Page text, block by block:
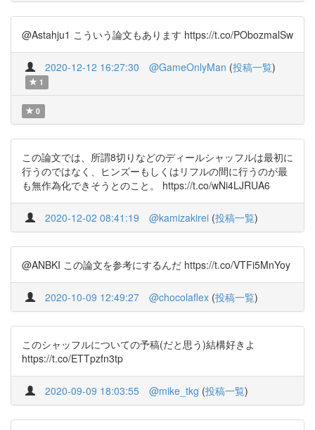
@Astahju1 こういう論文もあります https://t.co/PObozmalSw
2020-12-12 16:27:30 @GameOnlyMan (投稿一覧)
1
0
この論文では、所謂8切りなどのディールシャッフルは最初に
行うのではなく、ヒンズーもしくはリフルの間に行うのが最
も無作為化できそうとのこと。 https://t.co/wNi4LJRUA6
2020-12-02 08:41:19 @kamizakirei (投稿一覧)
@ANBKI この論文を参考にするんだ https://t.co/VTFi5MnYoy
2020-10-09 12:49:27 @chocolaflex (投稿一覧)
このシャッフルについての予稿(だと思う)結構好きよ
https://t.co/ETTpzfn3tp
2020-09-09 18:03:55 @mike_tkg (投稿一覧)